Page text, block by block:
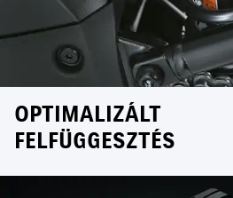
OPTIMALIZÁLT
FELFÜGGESZTÉS